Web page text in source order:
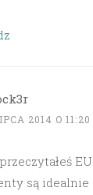
2014 O 11:20
są idealnie